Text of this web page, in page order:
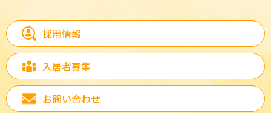
採用情報
入居者募集
お問い合わせ